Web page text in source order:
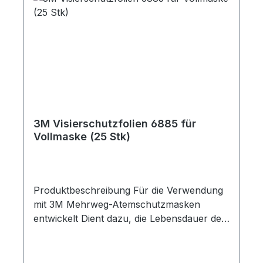
3M Visierschutzfolien 6885 für
Vollmaske (25 Stk)
Produktbeschreibung Für die Verwendung
mit 3M Mehrweg-Atemschutzmasken
entwickelt Dient dazu, die Lebensdauer der